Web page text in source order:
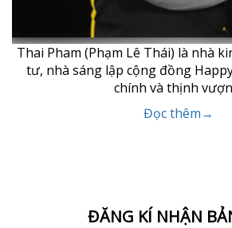
Thai Pham (Phạm Lê Thái) là nhà
tư, nhà sáng lập cộng đồng
chính và thịnh
Đọc thêm→
ĐĂNG KÍ NHẬN